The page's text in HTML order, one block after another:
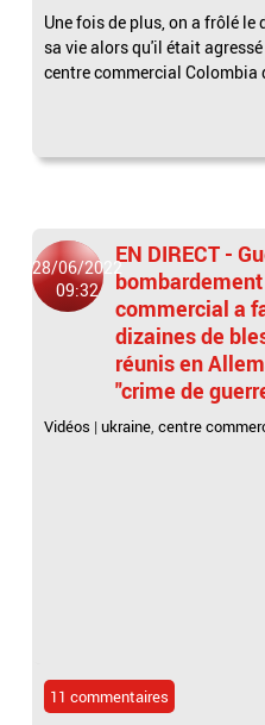
Une fois de plus, on a frôlé
sa vie alors qu'il était
centre commercial Colombia
28/06/2022
09:32
EN DIRECT -
commercial a
dizaines de
réunis en
"crime de
Vidéos |ukraine,centre
11 commentaires